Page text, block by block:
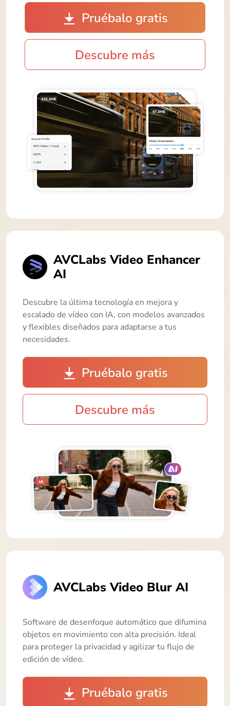
Pruébalo gratis
Descubre más
AVCLabs Video Enhancer
AI
Descubre la última tecnología en mejora y
escalado de vídeo con IA, con modelos avanzados
y flexibles diseñados para adaptarse a tus
necesidades.
Pruébalo gratis
Descubre más
AVCLabs Video Blur AI
Software de desenfoque automático que difumina
objetos en movimiento con alta precisión. Ideal
para proteger la privacidad y agilizar tu flujo de
edición de vídeo.
Pruébalo gratis